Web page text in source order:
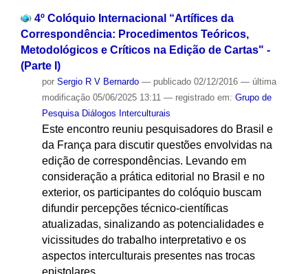
4º Colóquio Internacional “Artífices da
Correspondência: Procedimentos Teóricos,
Metodológicos e Críticos na Edição de Cartas" -
(Parte I)
por Sergio R V Bernardo — publicado02/12/2016 — última
modificação05/06/2025 13:11 — registrado em: Grupo de
Pesquisa Diálogos Interculturais
Este encontro reuniu pesquisadores do Brasil e
da França para discutir questões envolvidas na
edição de correspondências. Levando em
consideração a prática editorial no Brasil e no
exterior, os participantes do colóquio buscam
difundir percepções técnico-científicas
atualizadas, sinalizando as potencialidades e
vicissitudes do trabalho interpretativo e os
aspectos interculturais presentes nas trocas
epistolares.